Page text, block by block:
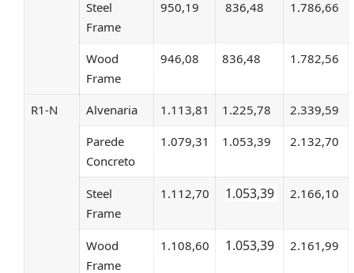
Steel
Frame
950,19 836,48 1.786,66
Wood
Frame
946,08 836,48 1.782,56
R1-N Alvenaria 1.113,81 1.225,78
2.339,59
Parede
Concreto
1.079,31 1.053,39 2.132,70
Steel
Frame
1.112,70 1.053,39 2.166,10
Wood
Frame
1.108,60 1.053,39 2.161,99